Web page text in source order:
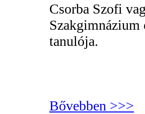
Csorba Szofi
Szakgimnázium
tanulója.
Bővebben >>>